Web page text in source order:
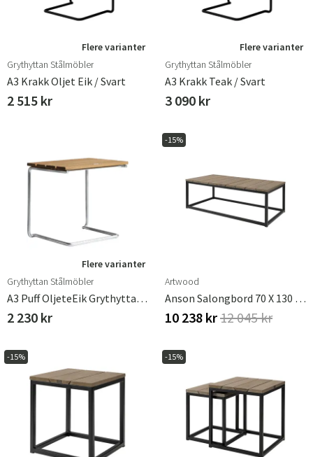
Flere varianter
Grythyttan Stålmöbler
A3 Krakk Oljet Eik / Svart
2 515 kr
Flere varianter
Grythyttan Stålmöbler
A3 Krakk Teak / Svart
3 090 kr
Flere varianter
Grythyttan Stålmöbler
A3 Puff OljeteEik Grythyttan Stålmöbler
2 230 kr
-15%
Artwood
Anson Salongbord 70 X 130 Cm Artwood
10 238 kr12 045 kr
-15% -15%